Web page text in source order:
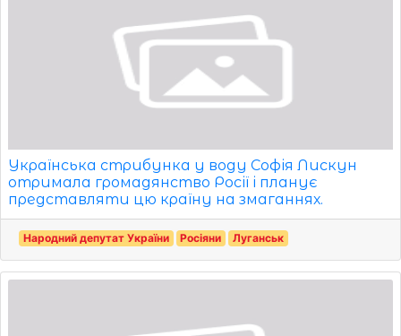
Українська стрибунка у воду Софія Лискун
отримала громадянство Росії і планує
представляти цю країну на змаганнях.
Народний депутат України Росіяни Луганськ